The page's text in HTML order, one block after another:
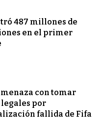
487 millones de
en el primer
con tomar
por
fallida de Fifa